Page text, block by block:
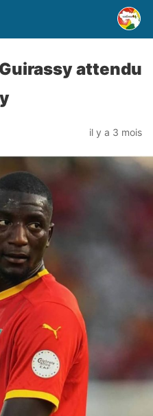
attendu
il y a 3 mois